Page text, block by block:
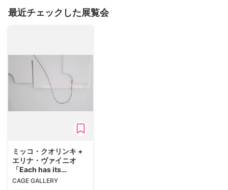
最近チェックした展覧会
ミッコ・クオリンキ +
エリナ・ヴァイニオ
「Each has its
speech」
CAGE GALLERY